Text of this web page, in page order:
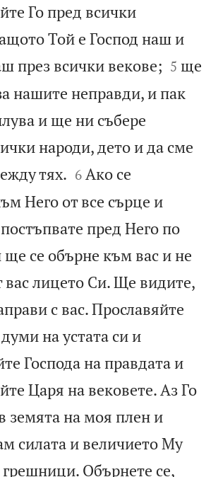
Го пред всички
Той е Господ наш и
през всички векове; 

5 ще
нашите неправди, и пак
и ще ни събере
народи, дето и да сме
тях. 

6 Ако се
Него от все сърце и
пред Него по
ще се обърне към вас и не
вас лицето Си. Ще видите,
с вас. Прославяйте
на устата си и
Господа на правдата и
Царя на вековете. Аз Го
земята на моя плен и
силата и величието Му
грешници. Обърнете се,